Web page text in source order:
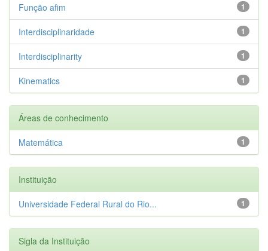
1
Função afim
1
Interdisciplinaridade
1
Interdisciplinarity
1
Kinematics
Áreas de conhecimento
1
Matemática
Instituição
1
Universidade Federal Rural do Rio...
Sigla da Instituição